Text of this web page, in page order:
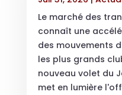
Le marché des
connaît une
des mouvements
les plus grands
nouveau volet du
met en lumière